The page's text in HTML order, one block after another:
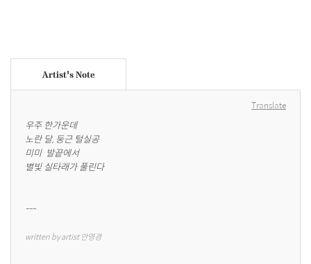
Artist's Note
Translate
우주 한가운데
노란 달, 둥근 털실공
미미  발끝에서
별빛 실타래가 풀린다
---
written by artist 안영경